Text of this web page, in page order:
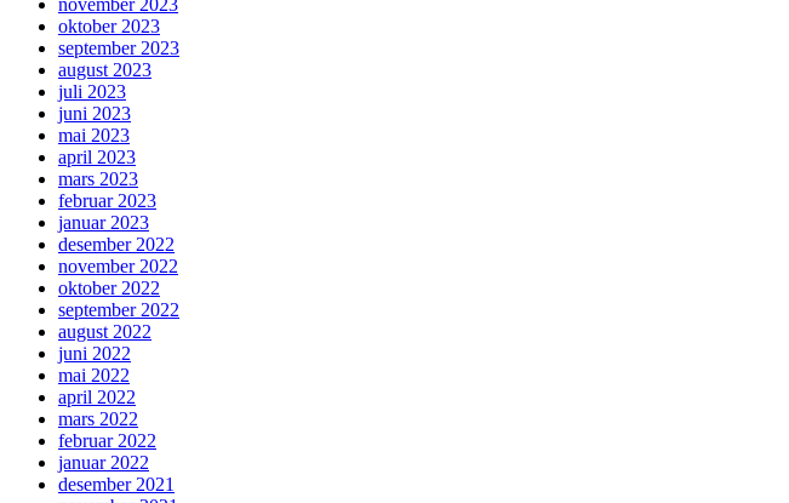
november 2023
oktober 2023
september 2023
august 2023
juli 2023
juni 2023
mai 2023
april 2023
mars 2023
februar 2023
januar 2023
desember 2022
november 2022
oktober 2022
september 2022
august 2022
juni 2022
mai 2022
april 2022
mars 2022
februar 2022
januar 2022
desember 2021